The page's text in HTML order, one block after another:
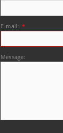
E-mail: *
Message: